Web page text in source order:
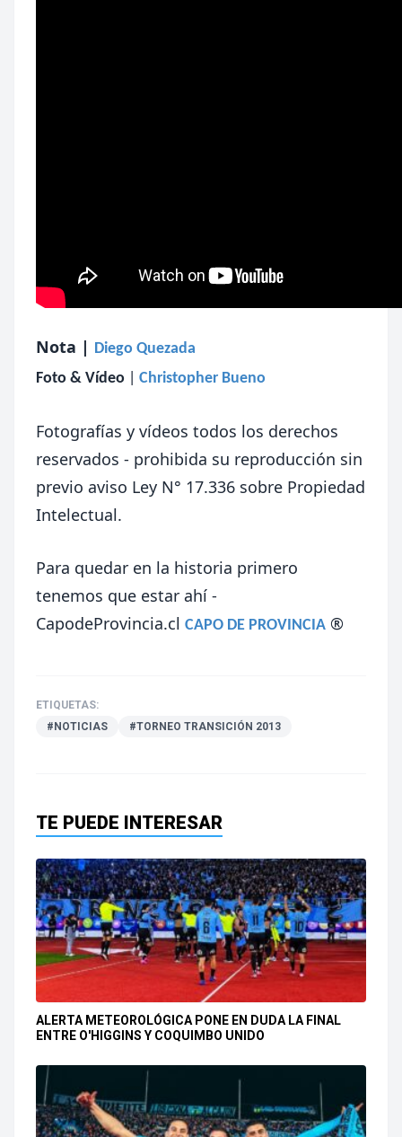
Nota |
Diego Quezada
Foto & Vídeo
Christopher Bueno
Fotografías y vídeos todos los derechos
reservados - prohibida su reproducción sin
previo aviso Ley N° 17.336 sobre Propiedad
Intelectual.
Para quedar en la historia primero
tenemos que estar ahí -
CapodeProvincia.cl CAPO DE PROVINCIA ®
ETIQUETAS:
#NOTICIAS
#TORNEO TRANSICIÓN 2013
TE PUEDE INTERESAR
ALERTA METEOROLÓGICA PONE EN DUDA LA FINAL
ENTRE O'HIGGINS Y COQUIMBO UNIDO